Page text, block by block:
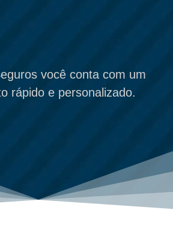
você conta com um
rápido e personalizado.